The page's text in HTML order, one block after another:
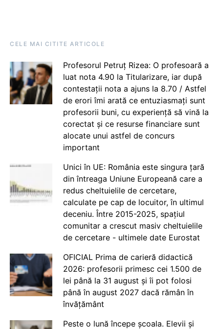
CELE MAI CITITE ARTICOLE
Profesorul Petruț Rizea: O profesoară a
luat nota 4.90 la Titularizare, iar după
contestații nota a ajuns la 8.70 / Astfel
de erori îmi arată ce entuziasmați sunt
profesorii buni, cu experiență să vină la
corectat și ce resurse financiare sunt
alocate unui astfel de concurs
important
Unici în UE: România este singura țară
din întreaga Uniune Europeană care a
redus cheltuielile de cercetare,
calculate pe cap de locuitor, în ultimul
deceniu. Între 2015-2025, spațiul
comunitar a crescut masiv cheltuielile
de cercetare - ultimele date Eurostat
OFICIAL Prima de carieră didactică
2026: profesorii primesc cei 1.500 de
lei până la 31 august și îi pot folosi
până în august 2027 dacă rămân în
învățământ
Peste o lună începe școala. Elevii și